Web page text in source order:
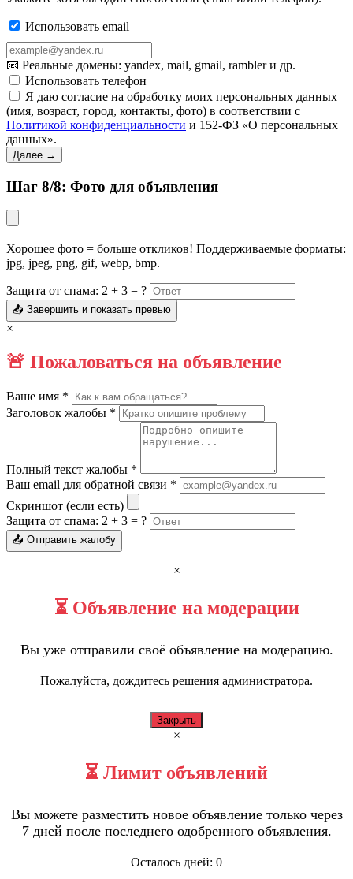
Использовать email
📧 Реальные домены: yandex, mail, gmail, rambler и др.
Использовать телефон
Я даю согласие на обработку моих персональных данных
(имя, возраст, город, контакты, фото) в соответствии с
Политикой конфиденциальности и 152-ФЗ «О персональных
данных».
Далее →
Шаг 8/8: Фото для объявления
Хорошее фото = больше откликов! Поддерживаемые форматы:
jpg, jpeg, png, gif, webp, bmp.
Защита от спама: 2 + 3 = ?
📤 Завершить и показать превью
×
🚨 Пожаловаться на объявление
Ваше имя *
Заголовок жалобы *
Полный текст жалобы *
Ваш email для обратной связи *
Скриншот (если есть)
Защита от спама: 2 + 3 = ?
📤 Отправить жалобу
×
⏳ Объявление на модерации
Вы уже отправили своё объявление на модерацию.
Пожалуйста, дождитесь решения администратора.
Закрыть
×
⏳ Лимит объявлений
Вы можете разместить новое объявление только через
7 дней после последнего одобренного объявления.
Осталось дней: 0